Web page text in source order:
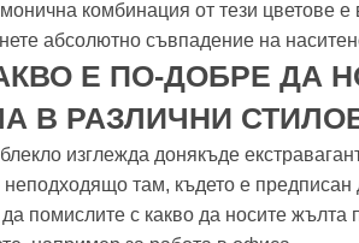
комбинация от тези цветове
абсолютно съвпадение на
Е ПО-ДОБРЕ ДА
В РАЗЛИЧНИ
изглежда донякъде
неподходящо там, където е предписан
помислите с какво да носите жълта